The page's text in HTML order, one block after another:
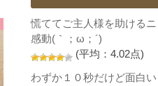
慌ててご主人様を助ける
感動(｀；ω；´)
(平均：4.02点)
わずか１０秒だけど面白